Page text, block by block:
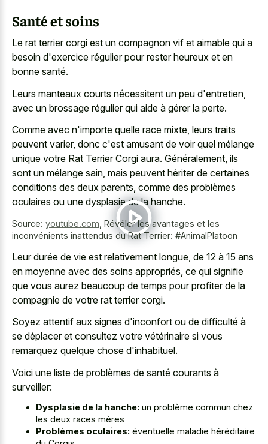
Santé et soins
Le rat terrier corgi est un compagnon vif et aimable qui a
besoin d'exercice régulier pour rester heureux et en
bonne santé.
Leurs manteaux courts nécessitent un peu d'entretien,
avec un brossage régulier qui aide à gérer la perte.
Comme avec n'importe quelle race mixte, leurs traits
peuvent varier, donc c'est amusant de voir quel mélange
unique votre Rat Terrier Corgi aura. Généralement, ils
sont un mélange sain, mais peuvent hériter de certaines
conditions des deux parents, comme des problèmes
oculaires ou une dysplasie de la hanche.
Source: youtube.com Révéler les avantages et les
inconvénients inattendus du Rat Terrier: #AnimalPlatoon
Leur durée de vie est relativement longue, de 12 à 15 ans
en moyenne avec des soins appropriés, ce qui signifie
que vous aurez beaucoup de temps pour profiter de la
compagnie de votre rat terrier corgi.
Soyez attentif aux signes d'inconfort ou de difficulté à
se déplacer et consultez votre vétérinaire si vous
remarquez quelque chose d'inhabituel.
Voici une liste de problèmes de santé courants à
surveiller:
Dysplasie de la hanche: un problème commun chez
les deux races mères
Problèmes oculaires: éventuelle maladie héréditaire